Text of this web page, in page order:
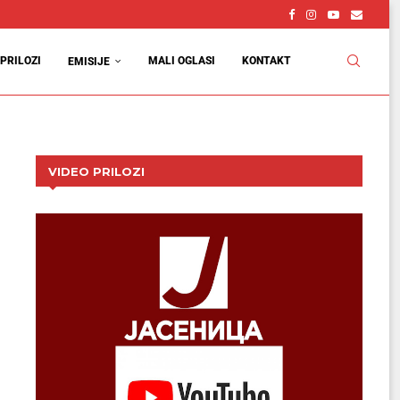
PRILOZI EMISIJE MALI OGLASI KONTAKT
VIDEO PRILOZI